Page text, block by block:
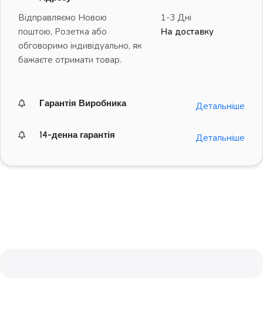
Відправляємо Новою
поштою, Розетка або
обговоримо індивідуально, як
бажаєте отримати товар.
1-3 Дні
На доставку
Гарантія Виробника Детальніше
14-денна гарантія Детальніше